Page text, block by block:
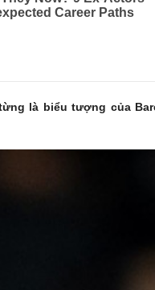
là biểu tượng của